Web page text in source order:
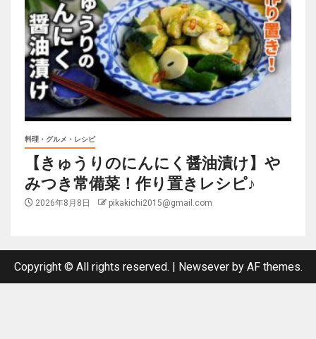
料理・グルメ・レシピ
【きゅうりのにんにく醤油漬け】や
みつき常備菜！作り置きレシピ♪
2026年8月8日 pikakichi2015@gmail.com
Copyright © All rights reserved. Newseverby AF themes.